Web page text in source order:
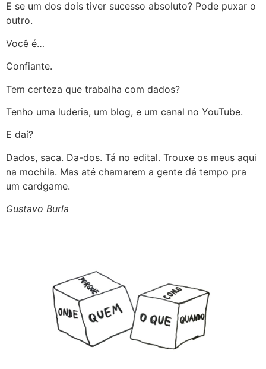
E se um dos dois tiver sucesso absoluto? Pode puxar o
outro.
Você é…
Confiante.
Tem certeza que trabalha com dados?
Tenho uma luderia, um blog, e um canal no YouTube.
E daí?
Dados, saca. Da-dos. Tá no edital. Trouxe os meus aqui
na mochila. Mas até chamarem a gente dá tempo pra
um cardgame.
Gustavo Burla